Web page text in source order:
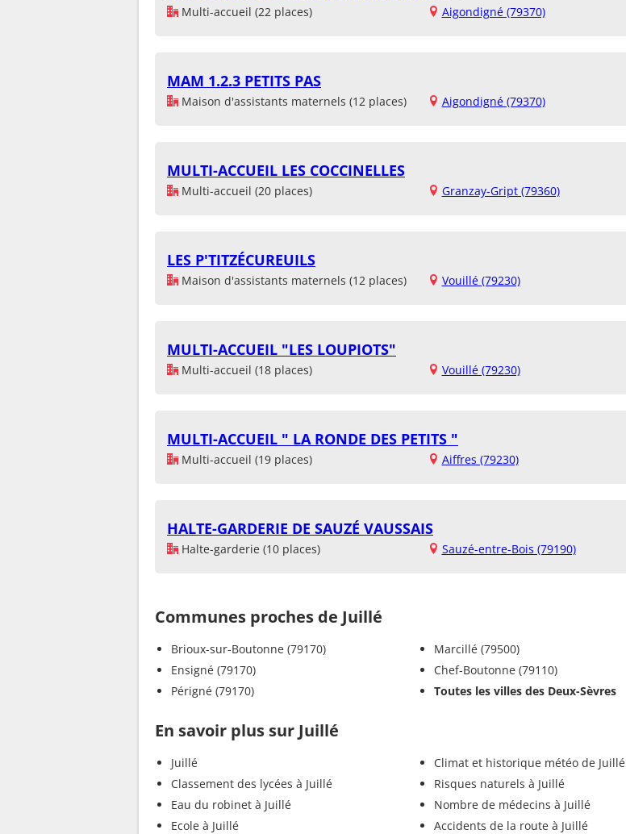
Multi-accueil (22 places) Aigondigné (79370)
MAM 1.2.3 PETITS PAS
Maison d'assistants maternels (12 places) Aigondigné (79370)
MULTI-ACCUEIL LES COCCINELLES
Multi-accueil (20 places) Granzay-Gript (79360)
LES P'TITZÉCUREUILS
Maison d'assistants maternels (12 places) Vouillé (79230)
MULTI-ACCUEIL "LES LOUPIOTS"
Multi-accueil (18 places) Vouillé (79230)
MULTI-ACCUEIL " LA RONDE DES PETITS "
Multi-accueil (19 places) Aiffres (79230)
HALTE-GARDERIE DE SAUZÉ VAUSSAIS
Halte-garderie (10 places) Sauzé-entre-Bois (79190)
Communes proches de Juillé
Brioux-sur-Boutonne (79170)
Ensigné (79170)
Périgné (79170)
Marcillé (79500)
Chef-Boutonne (79110)
Toutes les villes des Deux-Sèvres
En savoir plus sur Juillé
Juillé
Classement des lycées à Juillé
Eau du robinet à Juillé
Ecole à Juillé
Climat et historique météo de Juillé
Risques naturels à Juillé
Nombre de médecins à Juillé
Accidents de la route à Juillé